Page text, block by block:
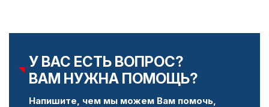
У ВАС ЕСТЬ ВОПРОС?
ВАМ НУЖНА ПОМОЩЬ?
Напишите, чем мы можем Вам помочь,